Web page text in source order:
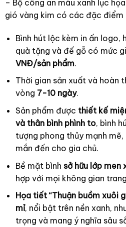
– Bộ công an màu xanh lục
gió vàng kim có các đặc điểm
Bình hút lộc kèm in ấn logo,
quà tặng và đế gỗ có mức
VNĐ/sản phẩm.
Thời gian sản xuất và hoàn
vòng 7-10 ngày.
Sản phẩm được thiết kế
và thân bình phình to, bình
tượng phong thủy mạnh
mắn đến cho gia chủ.
Bề mặt bình sở hữu lớp men
hợp với mọi không gian
Họa tiết “Thuận buồm xuôi
mỉ, nổi bật trên nền xanh,
trọng và mang ý nghĩa sâu